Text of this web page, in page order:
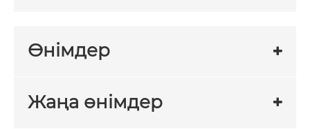
Өнімдер
Жаңа өнімдер